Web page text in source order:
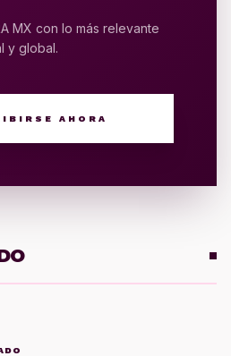
MX con lo más relevante
y global.
AHORA